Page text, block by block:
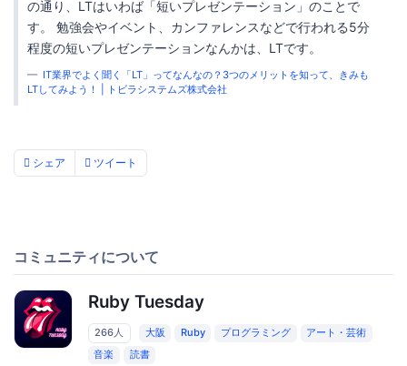
の通り、LTはいわば「短いプレゼンテーション」のことで
す。 勉強会やイベント、カンファレンスなどで行われる5分
程度の短いプレゼンテーションなんかは、LTです。
IT業界でよく聞く「LT」ってなんなの？3つのメリットを知って、きみも
LTしてみよう！ | トビラシステムズ株式会社
シェア ツイート
コミュニティについて
Ruby Tuesday
266人 大阪 Ruby プログラミング
アート・芸術
音楽
読書